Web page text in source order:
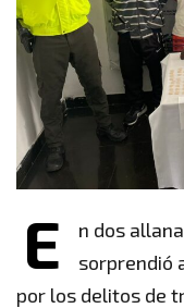
E
n dos
sorprendió
por los delitos de